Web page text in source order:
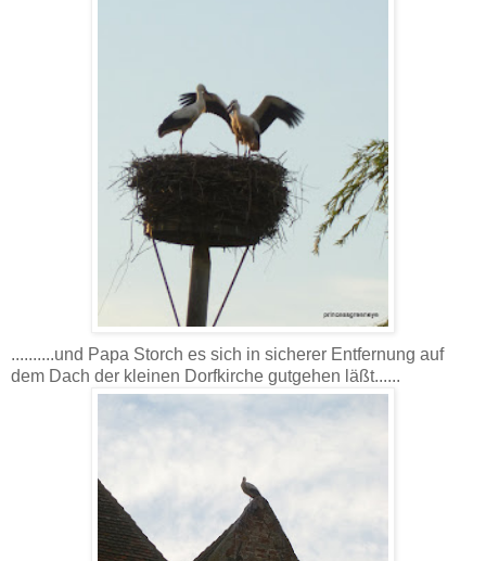
..........und Papa Storch es sich in sicherer Entfernung auf
dem Dach der kleinen Dorfkirche gutgehen läßt......